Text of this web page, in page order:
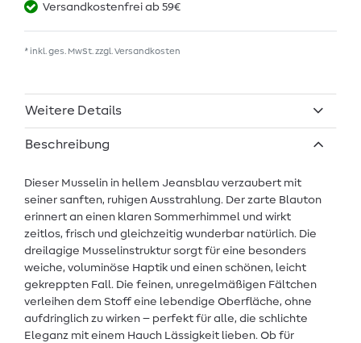
Versandkostenfrei ab 59€
* inkl. ges. MwSt. zzgl. Versandkosten
Weitere Details
Beschreibung
Dieser Musselin in hellem Jeansblau verzaubert mit
seiner sanften, ruhigen Ausstrahlung. Der zarte Blauton
erinnert an einen klaren Sommerhimmel und wirkt
zeitlos, frisch und gleichzeitig wunderbar natürlich. Die
dreilagige Musselinstruktur sorgt für eine besonders
weiche, voluminöse Haptik und einen schönen, leicht
gekreppten Fall. Die feinen, unregelmäßigen Fältchen
verleihen dem Stoff eine lebendige Oberfläche, ohne
aufdringlich zu wirken – perfekt für alle, die schlichte
Eleganz mit einem Hauch Lässigkeit lieben. Ob für